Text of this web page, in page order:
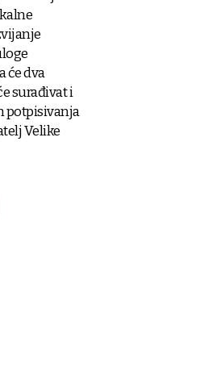
će dva
surađivat i
potpisivanja
Velike